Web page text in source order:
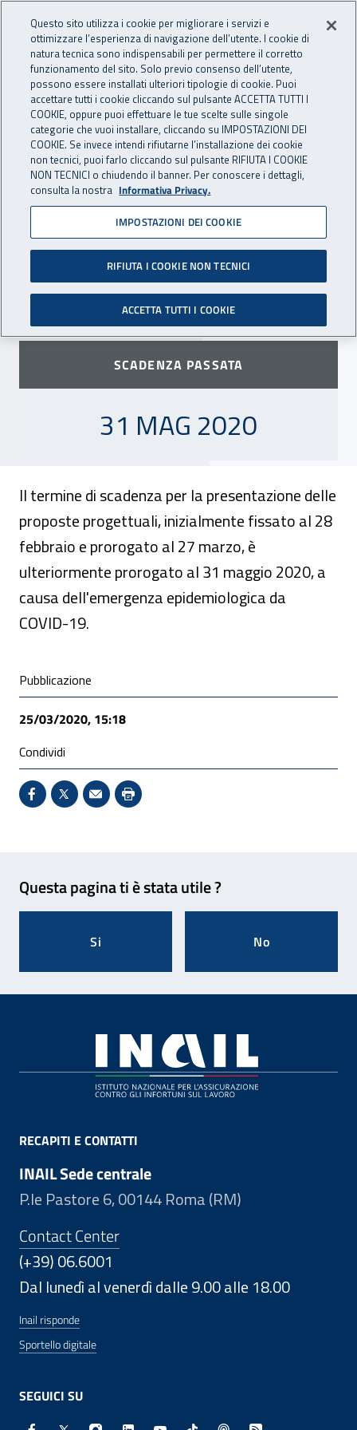
INAIL - Istituto Nazionale
Apri cerca
Navigazione principale
Navigazione - Ti trovi in:
Home Inail comunica Scadenze Scadenza
Dr Lombardia: proroga
presentazione progetti
prevenzionali 2020
Prorogato al 31 maggio 2020 il termine per la
presentazione delle proposte progettuali.
SCADENZA PASSATA
31 MAGGIO 2020
31 MAG 2020
Il termine di scadenza per la presentazione delle
proposte progettuali, inizialmente fissato al 28
febbraio e prorogato al 27 marzo, è
ulteriormente prorogato al 31 maggio 2020, a
causa dell'emergenza epidemiologica da
COVID-19.
Condivisione social
Pubblicazione
25/03/2020, 15:18
Condividi
Condividi su Facebook - Sito esterno - Apertura in
X - Sito esterno - Apertura in nuova finestra
Invio Mail: apre il programma di posta
Stampa pagina: scelta meno
Questa pagina ti è stata utile ?
Si No
RECAPITI E CONTATTI
INAIL Sede centrale
P.le Pastore 6, 00144 Roma (RM)
Contact Center
(+39) 06.6001
Dal lunedì al venerdì dalle 9.00 alle 18.00
Inail risponde
Sportello digitale
SEGUICI SU
Questo sito utilizza i cookie per migliorare i servizi e
ottimizzare l’esperienza di navigazione dell’utente. I cookie di
natura tecnica sono indispensabili per permettere il corretto
funzionamento del sito. Solo previo consenso dell’utente,
possono essere installati ulteriori tipologie di cookie. Puoi
accettare tutti i cookie cliccando sul pulsante ACCETTA TUTTI I
COOKIE, oppure puoi effettuare le tue scelte sulle singole
categorie che vuoi installare, cliccando su IMPOSTAZIONI DEI
COOKIE. Se invece intendi rifiutarne l’installazione dei cookie
non tecnici, puoi farlo cliccando sul pulsante RIFIUTA I COOKIE
NON TECNICI o chiudendo il banner. Per conoscere i dettagli,
consulta la nostra Informativa Privacy.
IMPOSTAZIONI DEI COOKIE
RIFIUTA I COOKIE NON TECNICI
ACCETTA TUTTI I COOKIE